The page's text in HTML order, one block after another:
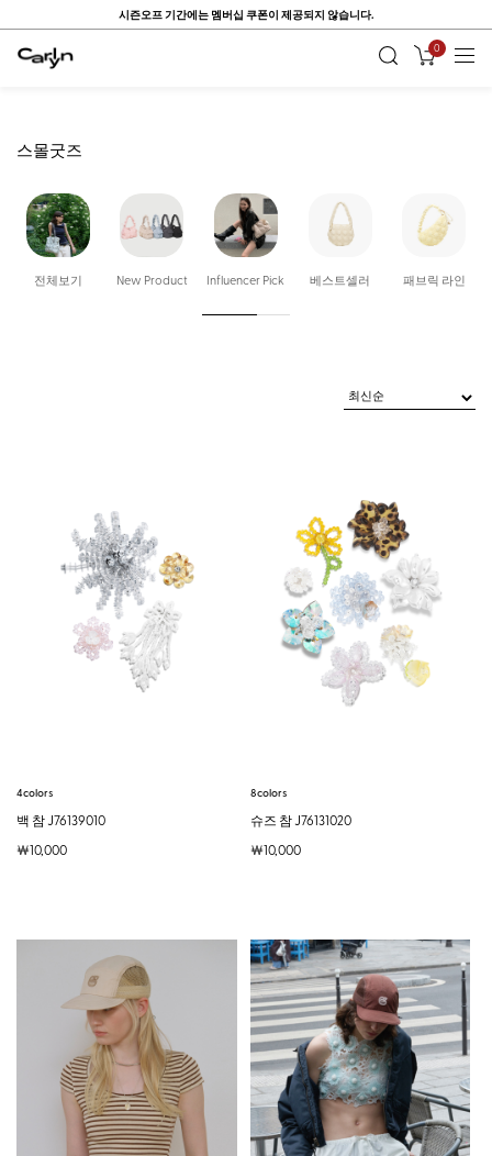
시즌오프 기간에는 멤버십 쿠폰이 제공되지 않습니다.
0
스몰굿즈
전체보기 New Product Influencer Pick 베스트셀러 패브릭 라인
4colors
백 참 J76139010
￦10,000
8colors
슈즈 참 J76131020
￦10,000